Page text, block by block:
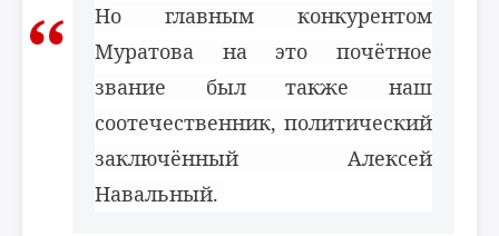
Но главным конкурентом
Муратова на это почётное
звание был также наш
соотечественник, политический
заключённый Алексей
Навальный.